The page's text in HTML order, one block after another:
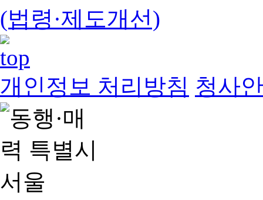
(법령·제도개선)
개인정보 처리방침 청사